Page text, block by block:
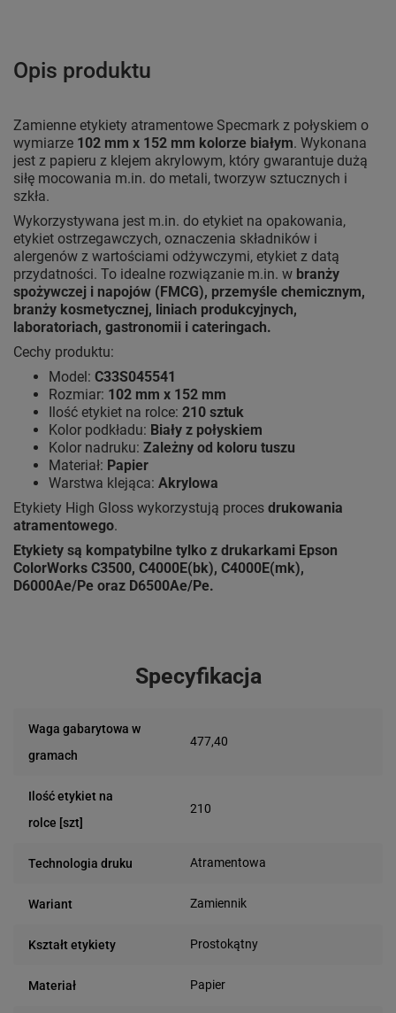
Opis produktu
Zamienne etykiety atramentowe Specmark z połyskiem o
wymiarze 102 mm x 152 mm kolorze białym. Wykonana
jest z papieru z klejem akrylowym, który gwarantuje dużą
siłę mocowania m.in. do metali, tworzyw sztucznych i
szkła.
Wykorzystywana jest m.in. do etykiet na opakowania,
etykiet ostrzegawczych, oznaczenia składników i
alergenów z wartościami odżywczymi, etykiet z datą
przydatności. To idealne rozwiązanie m.in. w branży
spożywczej i napojów (FMCG), przemyśle chemicznym,
branży kosmetycznej, liniach produkcyjnych,
laboratoriach, gastronomii i cateringach.
Cechy produktu:
Model: C33S045541
Rozmiar: 102 mm x 152 mm
Ilość etykiet na rolce: 210 sztuk
Kolor podkładu: Biały z połyskiem
Kolor nadruku: Zależny od koloru tuszu
Materiał: Papier
Warstwa klejąca: Akrylowa
Etykiety High Gloss wykorzystują proces drukowania
atramentowego.
Etykiety są kompatybilne tylko z drukarkami Epson
ColorWorks C3500, C4000E(bk), C4000E(mk),
D6000Ae/Pe oraz D6500Ae/Pe.
Specyfikacja
Waga gabarytowa w
gramach
477,40
Ilość etykiet na
rolce [szt]
210
Technologia druku Atramentowa
Wariant Zamiennik
Kształt etykiety Prostokątny
Materiał Papier